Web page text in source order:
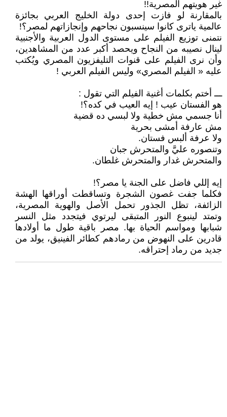
غير هويتهم المصرية!!
بالمقارنة لو فازت إحدى دولة الخليج العربي بجائزة
عالمية ياترى كانوا سينسبون نجاحهم وإنجازاتهم لمصر؟!
نتمنى توزيع الفيلم على مستوى الدول العربية والأجنبية
لينال نصيبه من النجاح ويحصد أكبر عدد من المشاهدين،
وأن نرى الفيلم على قنوات التليفزيون المصري ويُكتب
عليه « الفيلم المصري» وليس الفيلم العربي !
ـــ أختم بكلمات أغنية الفيلم التي تقول :
هو الفستان عيب ! إيه العيب في كده؟!
أنا جسمي مش خطية ولا لبسي ده قضية
مش عارفة أمشى بحرية
ولا عرفة ألبس فستان.
وتنصوره عليَّ والمتحرش جبان
والمتحرش غدار والمتحرش غلطان.
إيه إللي فاضل على الجنة يا مصر؟!
فكلما جفت غصون الشجرة وتساقطت أوراقها الهشة
الزائفة، تظل الجذور تحمل الأصل والهوية المصرية،
وتمتد لينبوع النور المتبقى ليرتوي فيتجدد مثل النسر
شبابها ومواسم الحياة بها. مصر باقية طول ما أولادها
قادرين على النهوض من رمادهم كطائر الفينيق، يولد من
جديد من رماد إحتراقه.